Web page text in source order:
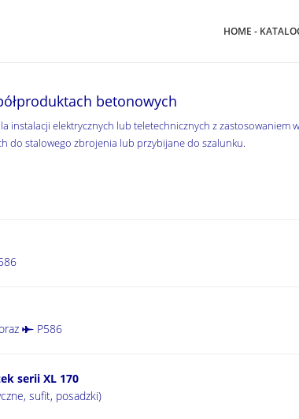
HOME -
betonowych
elektrycznych lub teletechnicznych z
do stalowego zbrojenia lub przybijane do szalunku.
P586
serii XL 170
sufit, posadzki)